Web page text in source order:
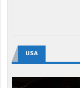
USA